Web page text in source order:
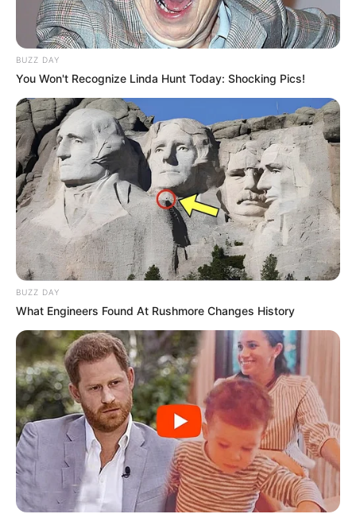
BUZZ DAY
You Won't Recognize Linda Hunt Today: Shocking Pics!
BUZZ DAY
What Engineers Found At Rushmore Changes History